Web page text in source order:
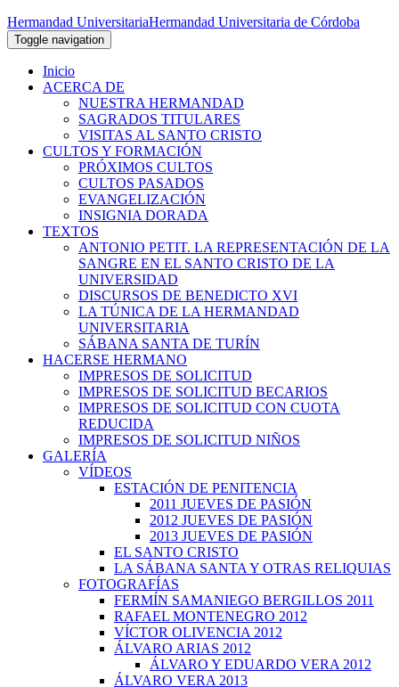
Hermandad UniversitariaHermandad Universitaria de Córdoba
Toggle navigation
Inicio
ACERCA DE
NUESTRA HERMANDAD
SAGRADOS TITULARES
VISITAS AL SANTO CRISTO
CULTOS Y FORMACIÓN
PRÓXIMOS CULTOS
CULTOS PASADOS
EVANGELIZACIÓN
INSIGNIA DORADA
TEXTOS
ANTONIO PETIT. LA REPRESENTACIÓN DE LA
SANGRE EN EL SANTO CRISTO DE LA
UNIVERSIDAD
DISCURSOS DE BENEDICTO XVI
LA TÚNICA DE LA HERMANDAD
UNIVERSITARIA
SÁBANA SANTA DE TURÍN
HACERSE HERMANO
IMPRESOS DE SOLICITUD
IMPRESOS DE SOLICITUD BECARIOS
IMPRESOS DE SOLICITUD CON CUOTA
REDUCIDA
IMPRESOS DE SOLICITUD NIÑOS
GALERÍA
VÍDEOS
ESTACIÓN DE PENITENCIA
2011 JUEVES DE PASIÓN
2012 JUEVES DE PASIÓN
2013 JUEVES DE PASIÓN
EL SANTO CRISTO
LA SÁBANA SANTA Y OTRAS RELIQUIAS
FOTOGRAFÍAS
FERMÍN SAMANIEGO BERGILLOS 2011
RAFAEL MONTENEGRO 2012
VÍCTOR OLIVENCIA 2012
ÁLVARO ARIAS 2012
ÁLVARO Y EDUARDO VERA 2012
ÁLVARO VERA 2013